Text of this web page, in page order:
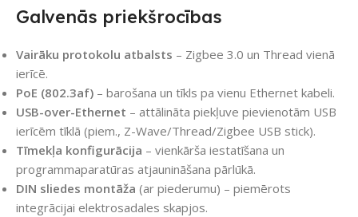
Galvenās priekšrocības
Vairāku protokolu atbalsts – Zigbee 3.0 un Thread vienā
ierīcē.
PoE (802.3af) – barošana un tīkls pa vienu Ethernet kabeli.
USB-over-Ethernet – attālināta piekļuve pievienotām USB
ierīcēm tīklā (piem., Z-Wave/Thread/Zigbee USB stick).
Tīmekļa konfigurācija – vienkārša iestatīšana un
programmaparatūras atjaunināšana pārlūkā.
DIN sliedes montāža (ar piederumu) – piemērots
integrācijai elektrosadales skapjos.